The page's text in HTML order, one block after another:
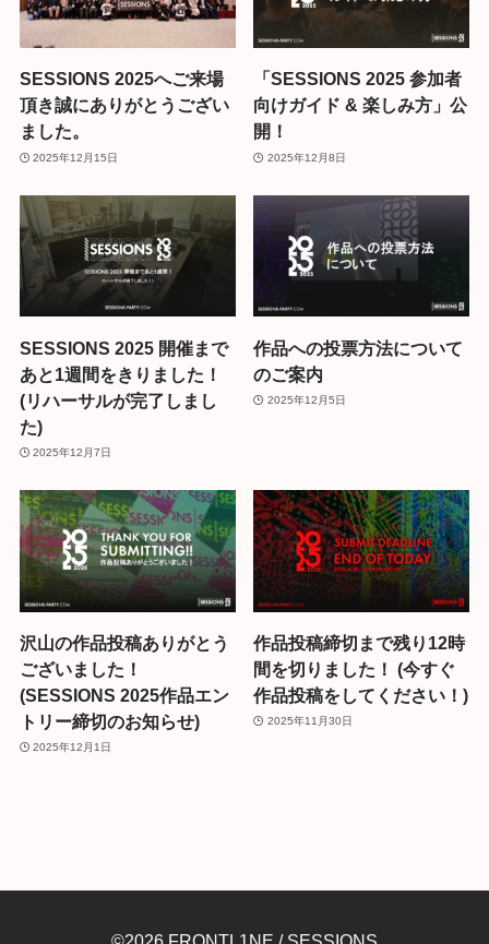
SESSIONS 2025へご来場
頂き誠にありがとうござい
ました。
2025年12月15日
「SESSIONS 2025 参加者
向けガイド & 楽しみ方」公
開！
2025年12月8日
SESSIONS 2025 開催まで
あと1週間をきりました！
(リハーサルが完了しまし
た)
2025年12月7日
作品への投票方法について
のご案内
2025年12月5日
沢山の作品投稿ありがとう
ございました！
(SESSIONS 2025作品エン
トリー締切のお知らせ)
2025年12月1日
作品投稿締切まで残り12時
間を切りました！ (今すぐ
作品投稿をしてください！)
2025年11月30日